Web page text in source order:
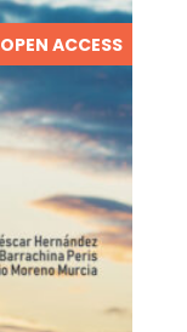
OPEN ACCESS